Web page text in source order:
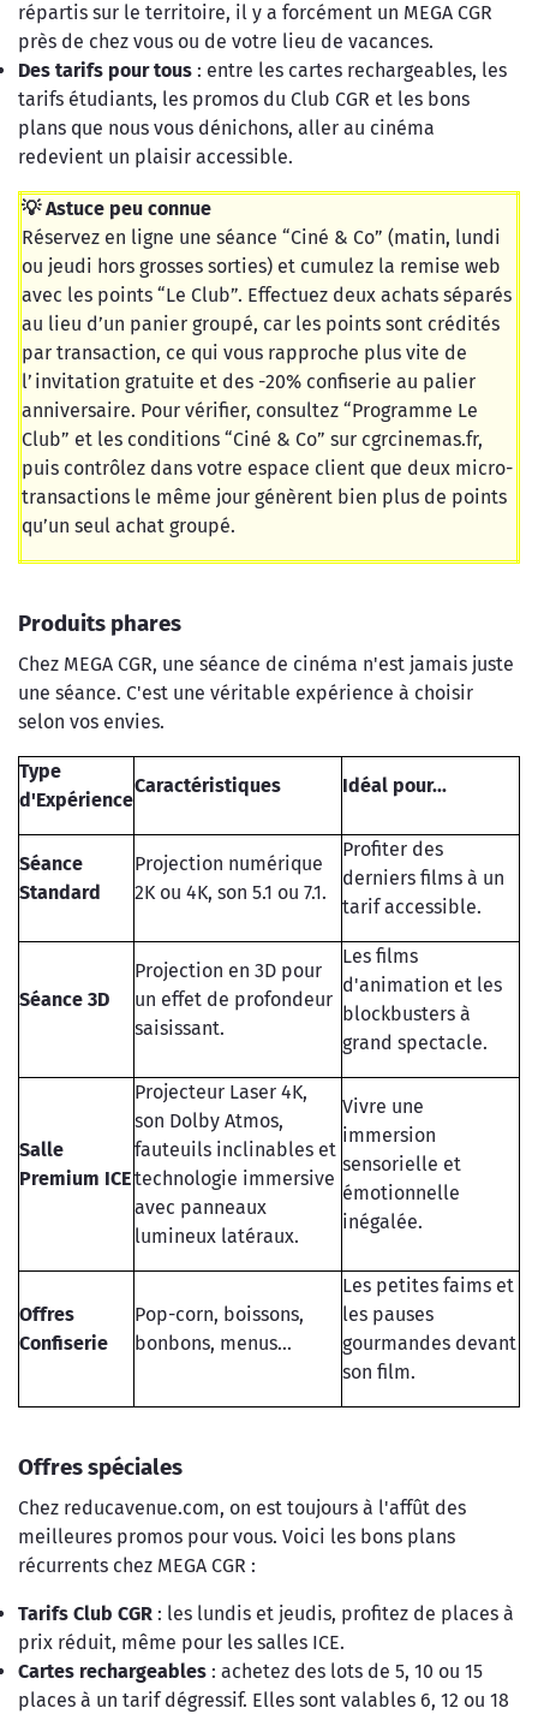
répartis sur le territoire, il y a forcément un MEGA CGR
près de chez vous ou de votre lieu de vacances.
Des tarifs pour tous : entre les cartes rechargeables, les
tarifs étudiants, les promos du Club CGR et les bons
plans que nous vous dénichons, aller au cinéma
redevient un plaisir accessible.
💡 Astuce peu connue
Réservez en ligne une séance “Ciné & Co” (matin, lundi
ou jeudi hors grosses sorties) et cumulez la remise web
avec les points “Le Club”. Effectuez deux achats séparés
au lieu d’un panier groupé, car les points sont crédités
par transaction, ce qui vous rapproche plus vite de
l’invitation gratuite et des -20% confiserie au palier
anniversaire. Pour vérifier, consultez “Programme Le
Club” et les conditions “Ciné & Co” sur cgrcinemas.fr,
puis contrôlez dans votre espace client que deux micro-
transactions le même jour génèrent bien plus de points
qu’un seul achat groupé.
Produits phares
Chez MEGA CGR, une séance de cinéma n'est jamais juste
une séance. C'est une véritable expérience à choisir
selon vos envies.
Type
d'Expérience
Caractéristiques Idéal pour...
Séance
Standard
Projection numérique
2K ou 4K, son 5.1 ou 7.1.
Profiter des
derniers films à un
tarif accessible.
Séance 3D
Projection en 3D pour
un effet de profondeur
saisissant.
Les films
d'animation et les
blockbusters à
grand spectacle.
Salle
Premium ICE
Projecteur Laser 4K,
son Dolby Atmos,
fauteuils inclinables et
technologie immersive
avec panneaux
lumineux latéraux.
Vivre une
immersion
sensorielle et
émotionnelle
inégalée.
Offres
Confiserie
Pop-corn, boissons,
bonbons, menus...
Les petites faims et
les pauses
gourmandes devant
son film.
Offres spéciales
Chez reducavenue.com, on est toujours à l'affût des
meilleures promos pour vous. Voici les bons plans
récurrents chez MEGA CGR :
Tarifs Club CGR : les lundis et jeudis, profitez de places à
prix réduit, même pour les salles ICE.
Cartes rechargeables : achetez des lots de 5, 10 ou 15
places à un tarif dégressif. Elles sont valables 6, 12 ou 18